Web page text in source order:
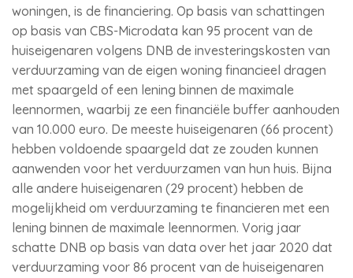
woningen, is de financiering. Op basis van schattingen
op basis van CBS-Microdata kan 95 procent van de
huiseigenaren volgens DNB de investeringskosten van
verduurzaming van de eigen woning financieel dragen
met spaargeld of een lening binnen de maximale
leennormen, waarbij ze een financiële buffer aanhouden
van 10.000 euro. De meeste huiseigenaren (66 procent)
hebben voldoende spaargeld dat ze zouden kunnen
aanwenden voor het verduurzamen van hun huis. Bijna
alle andere huiseigenaren (29 procent) hebben de
mogelijkheid om verduurzaming te financieren met een
lening binnen de maximale leennormen. Vorig jaar
schatte DNB op basis van data over het jaar 2020 dat
verduurzaming voor 86 procent van de huiseigenaren